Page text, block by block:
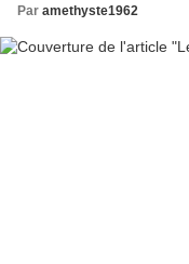
Par amethyste1962